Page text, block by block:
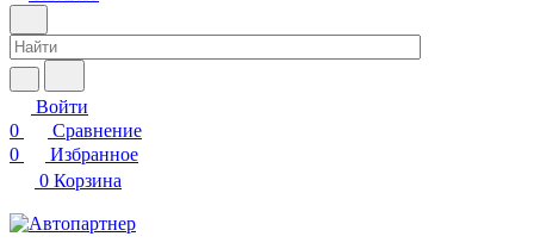
Войти
0
Сравнение
0
Избранное
0 Корзина